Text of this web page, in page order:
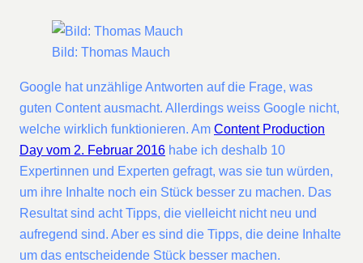
Bild: Thomas Mauch
Google hat unzählige Antworten auf die Frage, was
guten Content ausmacht. Allerdings weiss Google nicht,
welche wirklich funktionieren. Am Content Production
Day vom 2. Februar 2016 habe ich deshalb 10
Expertinnen und Experten gefragt, was sie tun würden,
um ihre Inhalte noch ein Stück besser zu machen. Das
Resultat sind acht Tipps, die vielleicht nicht neu und
aufregend sind. Aber es sind die Tipps, die deine Inhalte
um das entscheidende Stück besser machen.